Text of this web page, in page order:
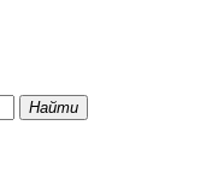
Найти